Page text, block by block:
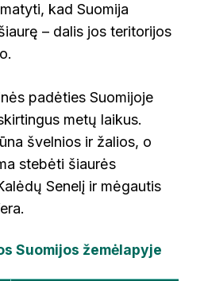
kad Suomija
– dalis jos teritorijos
padėties Suomijoje
metų laikus.
švelnios ir žalios, o
stebėti šiaurės
Senelį ir mėgautis
Suomijos žemėlapyje